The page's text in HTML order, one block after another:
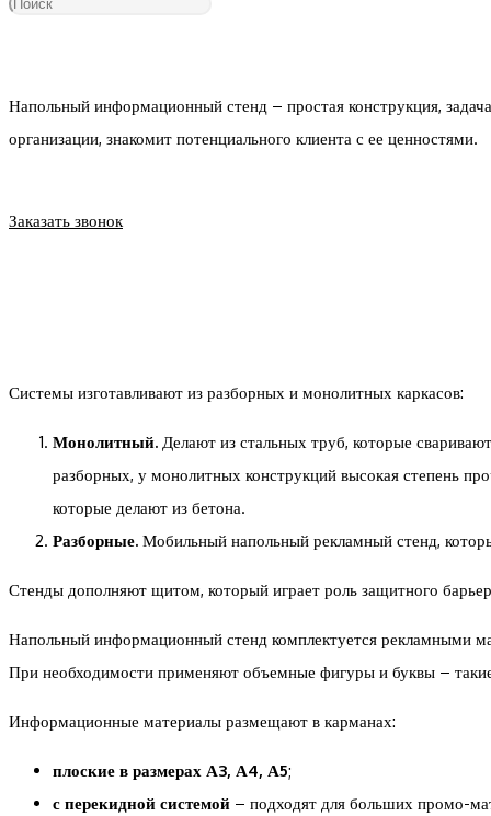
по
Напольный информационный стенд – простая конструкция,
организации, знакомит потенциального клиента с ее ценностями.
Заказать звонок
Системы изготавливают из разборных и монолитных каркасов:
Монолитный. Делают из стальных труб, которые
разборных, у монолитных конструкций высокая степень
которые делают из бетона.
Разборные. Мобильный напольный рекламный стенд,
Стенды дополняют щитом, который играет роль защитного
Напольный информационный стенд комплектуется рекламными
При необходимости применяют объемные фигуры и буквы –
Информационные материалы размещают в карманах:
плоские в размерах А3, А4, А5;
с перекидной системой – подходят для больших промо-